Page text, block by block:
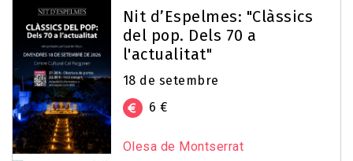
Nit d’Espelmes: "Clàssics
del pop. Dels 70 a
l'actualitat"
18 de setembre
6 €
Olesa de Montserrat